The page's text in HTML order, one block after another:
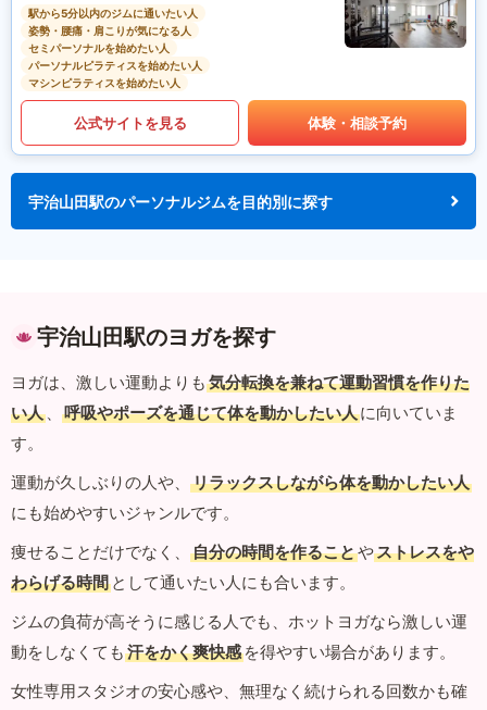
駅から5分以内のジムに通いたい人
姿勢・腰痛・肩こりが気になる人
セミパーソナルを始めたい人
パーソナルピラティスを始めたい人
マシンピラティスを始めたい人
公式サイトを見る 体験・相談予約
宇治山田駅のパーソナルジムを目的別に探す
宇治山田駅のヨガを探す
ヨガは、激しい運動よりも 気分転換を兼ねて運動習慣を作りた
い人 、 呼吸やポーズを通じて体を動かしたい人に向いていま
す。
運動が久しぶりの人や、
リラックスしながら体を動かしたい人
にも始めやすいジャンルです。
痩せることだけでなく、
自分の時間を作ることやストレスをや
わらげる時間 として通いたい人にも合います。
ジムの負荷が高そうに感じる人でも、ホットヨガなら激しい運
動をしなくても 汗をかく爽快感 を得やすい場合があります。
女性専用スタジオの安心感や、無理なく続けられる回数かも確